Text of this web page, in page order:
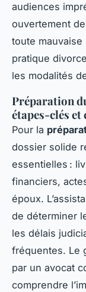
audiences
ouvertement
toute mauvaise
pratique
les modalités
Préparation
étapes-clés
Pour la
dossier solide
essentielles :
financiers,
époux.
de déterminer
les délais
fréquentes. Le
par un avocat
comprendre